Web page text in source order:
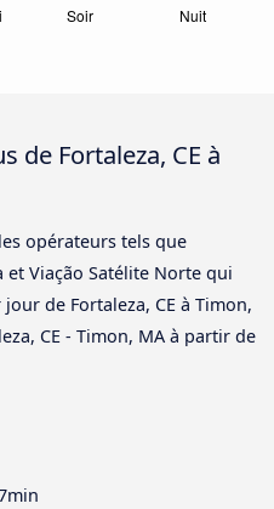
de Fortaleza, CE à
opérateurs tels que
et Viação Satélite Norte qui
de Fortaleza, CE à Timon,
CE - Timon, MA à partir de